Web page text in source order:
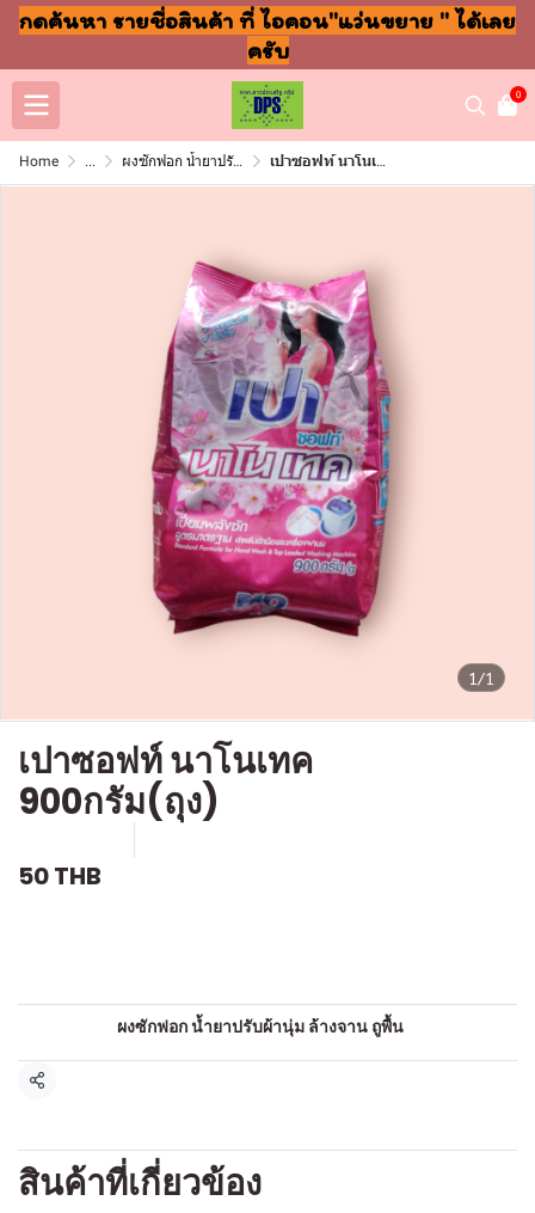
กดค้นหา รายชื่อสินค้า ที่ ไอคอน"แว่นขยาย " ได้เลย
ครับ
0
Home ... ผงซักฟอก น้ำยาปรับผ้านุ่ม ล้างจาน ถูพื้น เปาซอฟท์ นาโนเทค 900กรัม(ถุง)
1/1
เปาซอฟท์ นาโนเทค
900กรัม(ถุง)
50 THB
ผงซักฟอก น้ำยาปรับผ้านุ่ม ล้างจาน ถูพื้น
แชร์
สินค้าที่เกี่ยวข้อง